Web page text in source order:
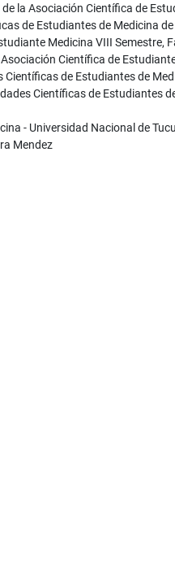
la Asociación Científica de
de Estudiantes de Medicina
Medicina VIII Semestre,
Científica de
de Estudiantes de
Científicas de Estudiantes
- Universidad Nacional de
Mendez